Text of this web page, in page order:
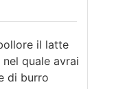
il latte
quale avrai
di burro